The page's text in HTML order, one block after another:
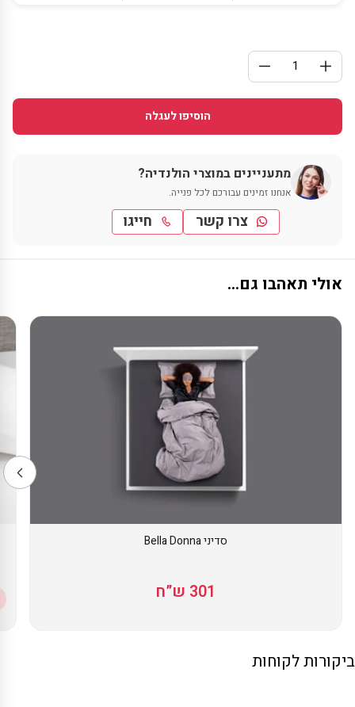
הוסיפו לעגלה
מתעניינים במוצרי הולנדיה?
אנחנו זמינים עבורכם לכל פנייה.
צרו קשר חייגו
אולי תאהבו גם...
סדיני Bella Donna
301 ש”ח
ביקורות לקוחות